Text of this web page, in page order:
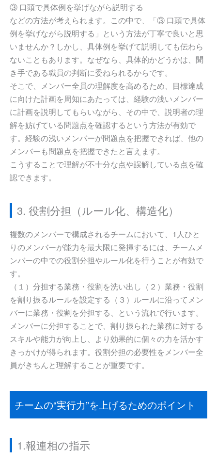
③ 口頭で具体例を挙げながら説明する
などの方法が考えられます。この中で、「③ 口頭で具体
例を挙げながら説明する」という方法が丁寧で良いと思
いませんか？しかし、具体例を挙げて説明しても伝わら
ないこともあります。なぜなら、具体的かどうかは、聞
き手である職員の判断に委ねられるからです。
そこで、メンバー全員の理解度を高めるため、目標達成
に向けた計画を周知にあたっては、経験の浅いメンバー
に計画を説明してもらいながら、その中で、説明者の理
解を妨げている問題点を確認するという方法が有効で
す。経験の浅いメンバーが問題点を把握できれば、他の
メンバーも問題点を把握できたと言えます。
こうすることで理解が不十分な点や誤解している点を確
認できます。
3. 役割分担（ルール化、構造化）
複数のメンバーで構成されるチームにおいて、1人ひと
りのメンバーが能力を最大限に発揮するには、チームメ
ンバーの中での役割分担やルール化を行うことが有効で
す。
（１）分担する業務・役割を洗い出し（２）業務・役割
を割り振るルールを設定する（３）ルールに沿ってメン
バーに業務・役割を分担する、という流れで行います。
メンバーに分担することで、割り振られた業務に対する
スキルや能力が向上し、より効果的に個々の力を活かす
きっかけが得られます。役割分担の必要性をメンバー全
員がきちんと理解することが重要です。
チームの“実行力”を上げるためのポイント
1.報連相の指示